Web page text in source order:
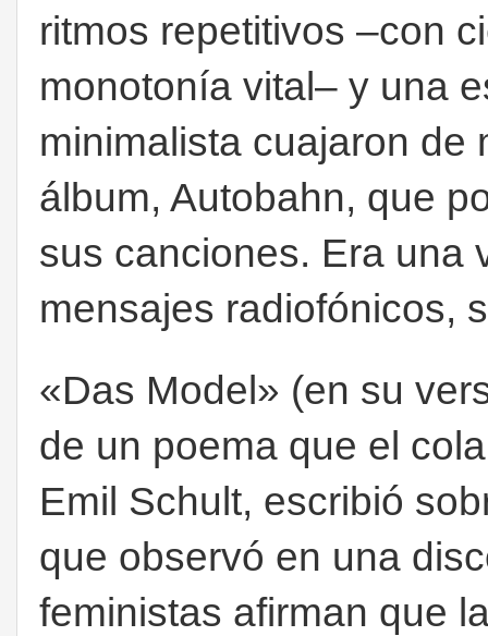
ritmos repetitivos –con
monotonía vital– y una
minimalista cuajaron de
álbum, Autobahn, que
sus canciones. Era una
mensajes radiofónicos,
«Das Model» (en su
de un poema que el
Emil Schult, escribió
que observó en una
feministas afirman que